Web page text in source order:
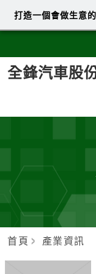
全鋒汽車股
首頁 產業資訊
打造一個會做生意